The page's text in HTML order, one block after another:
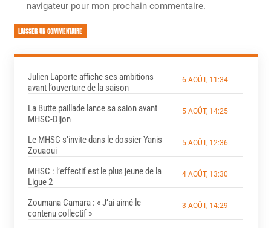
navigateur pour mon prochain commentaire.
LAISSER UN COMMENTAIRE
Julien Laporte affiche ses ambitions
avant l’ouverture de la saison
6 AOÛT, 11:34
La Butte paillade lance sa saion avant
MHSC-Dijon
5 AOÛT, 14:25
Le MHSC s’invite dans le dossier Yanis
Zouaoui
5 AOÛT, 12:36
MHSC : l’effectif est le plus jeune de la
Ligue 2
4 AOÛT, 13:30
Zoumana Camara : « J’ai aimé le
contenu collectif »
3 AOÛT, 14:29